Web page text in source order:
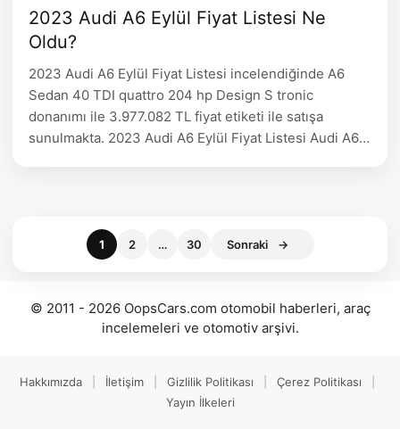
2023 Audi A6 Eylül Fiyat Listesi Ne
Oldu?
2023 Audi A6 Eylül Fiyat Listesi incelendiğinde A6
Sedan 40 TDI quattro 204 hp Design S tronic
donanımı ile 3.977.082 TL fiyat etiketi ile satışa
sunulmakta. 2023 Audi A6 Eylül Fiyat Listesi Audi A6
Sayfa
1 Sayfa
2 … Sayfa
30 Sonraki →
© 2011 - 2026 OopsCars.com otomobil haberleri, araç
incelemeleri ve otomotiv arşivi.
Hakkımızda İletişim Gizlilik Politikası Çerez Politikası
Yayın İlkeleri